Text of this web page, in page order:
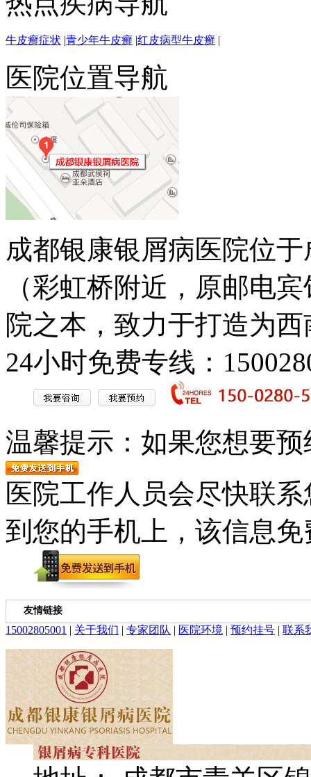
牛皮癣症状 |青少年牛皮癣 |红皮病型牛皮癣 |
医院位置导航
成都银康银屑病医院位
（彩虹桥附近，原邮电
院之本，致力于打造为
24小时免费专线：
温馨提示： 如果您想要
医院工作人员会尽快联
到您的手机上，该信息免
友情链接
15002805001 | 关于我们 | 专家团队 | 医院环境 | 预约挂号 | 联系